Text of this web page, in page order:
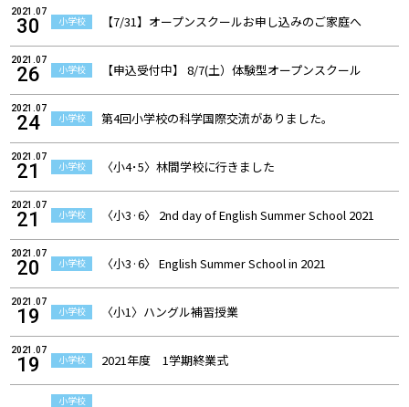
2021.07
30 小学校 【7/31】オープンスクールお申し込みのご家庭へ
2021.07
26 小学校 【申込受付中】 8/7(土）体験型オープンスクール
2021.07
24 小学校 第4回小学校の科学国際交流がありました。
2021.07
21 小学校 〈小4･5〉林間学校に行きました
2021.07
21 小学校 〈小3·6〉 2nd day of English Summer School 2021
2021.07
20 小学校 〈小3·6〉 English Summer School in 2021
2021.07
19 小学校 〈小1〉ハングル補習授業
2021.07
19 小学校 2021年度 1学期終業式
小学校